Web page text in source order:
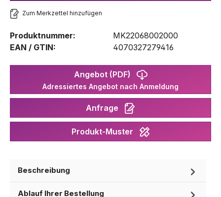
Zum Merkzettel hinzufügen
Produktnummer:
MK22068002000
EAN / GTIN:
4070327279416
Angebot (PDF)
Adressiertes Angebot nach Anmeldung
Anfrage
Produkt-Muster
Beschreibung
Ablauf Ihrer Bestellung